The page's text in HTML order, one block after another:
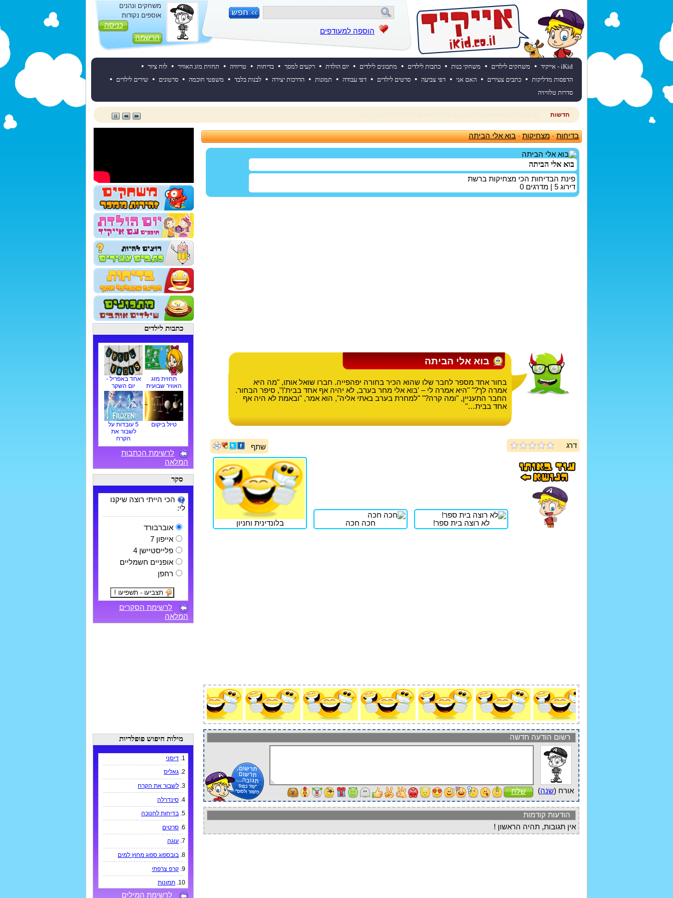
הוספה למעודפים
משחקים ונהנים
אוספים נקודות
כניסה
הרשמה
iKid - אייקיד • משחקים לילדים • משחקי בנות • כתבות לילדים • מתכונים לילדים • יום הולדת • רקעים למסך • בדיחות • טריוויה • תחזית מזג האוויר • לוח ציור •
הדפסות מדליקות • כתבים צעירים • האם אני • דפי צביעה • סרטים לילדים • דפי עבודה • תמונות • הדרכות יצירה • לבנות בלבד • משפטי חוכמה • סרטונים • שירים לילדים •
סדרות טלוויזיה
חדשות
בדיחות-מצחיקות-בוא אלי הביתה
בוא אלי הביתה
פינת הבדיחות הכי מצחיקות ברשת
דירוג 5 | מדרגים 0
בוא אלי הביתה
בחור אחד מספר לחבר שלו שהוא הכיר בחורה יפהפייה. חברו שואל אותו, "מה היא
אמרה לך?" "היא אמרה לי – 'בוא אלי מחר בערב, לא יהיה אף אחד בבית'!", סיפר הבחור.
החבר התעניין, "ומה קרה?" "למחרת בערב באתי אליה", הוא אמר, "ובאמת לא היה אף
אחד בבית…"
דרג שתף
לא רוצה בית ספר! חכה חכה בלונדינית וחניון
רשום הודעה חדשה
אורח (שנה) שלח
הודעות קודמות
אין תגובות, תהיה הראשון !
כתבות לילדים
תחזית מזג
האוויר שבועית
אחד באפריל -
יום השקר
טיול ביקום
5 עובדות על
לשבור את
הקרח
לרשימת הכתבות
המלאה
סקר
הכי הייתי רוצה שיקנו
לי:
אוברבורד
אייפון 7
פלייסטיישן 4
אופניים חשמליים
רחפן
לרשימת הסקרים
המלאה
מילות חיפוש פופלריות
1. דיסני
2. גאליס
3. לשבור את הקרח
4. סינדרלה
5. בדיחות לחנוכה
6. סרטים
7. עוגה
8. בובספוג ספוג מחוץ למים
9. קרפ צרפתי
10. תמונות
לרשימת המילים